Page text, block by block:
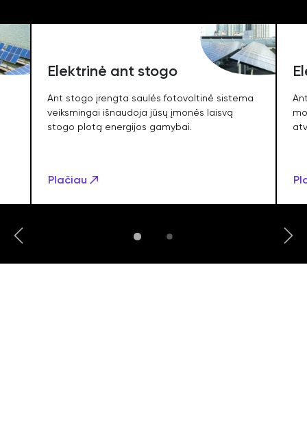
Elektrinė ant stogo
Ant stogo įrengta saulės fotovoltinė sistema
veiksmingai išnaudoja jūsų įmonės laisvą
stogo plotą energijos gamybai.
Plačiau